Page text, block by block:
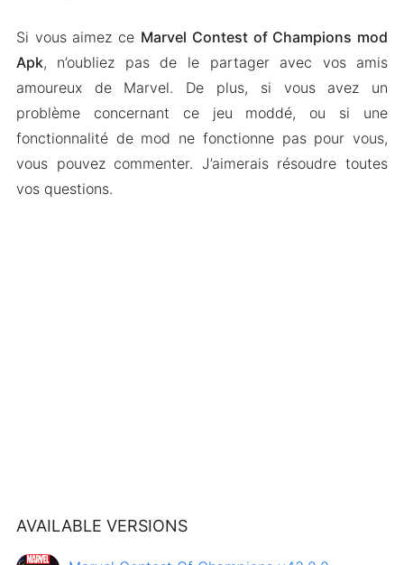
Si vous aimez ce Marvel Contest of Champions mod
Apk, n’oubliez pas de le partager avec vos amis
amoureux de Marvel. De plus, si vous avez un
problème concernant ce jeu moddé, ou si une
fonctionnalité de mod ne fonctionne pas pour vous,
vous pouvez commenter. J’aimerais résoudre toutes
vos questions.
AVAILABLE VERSIONS